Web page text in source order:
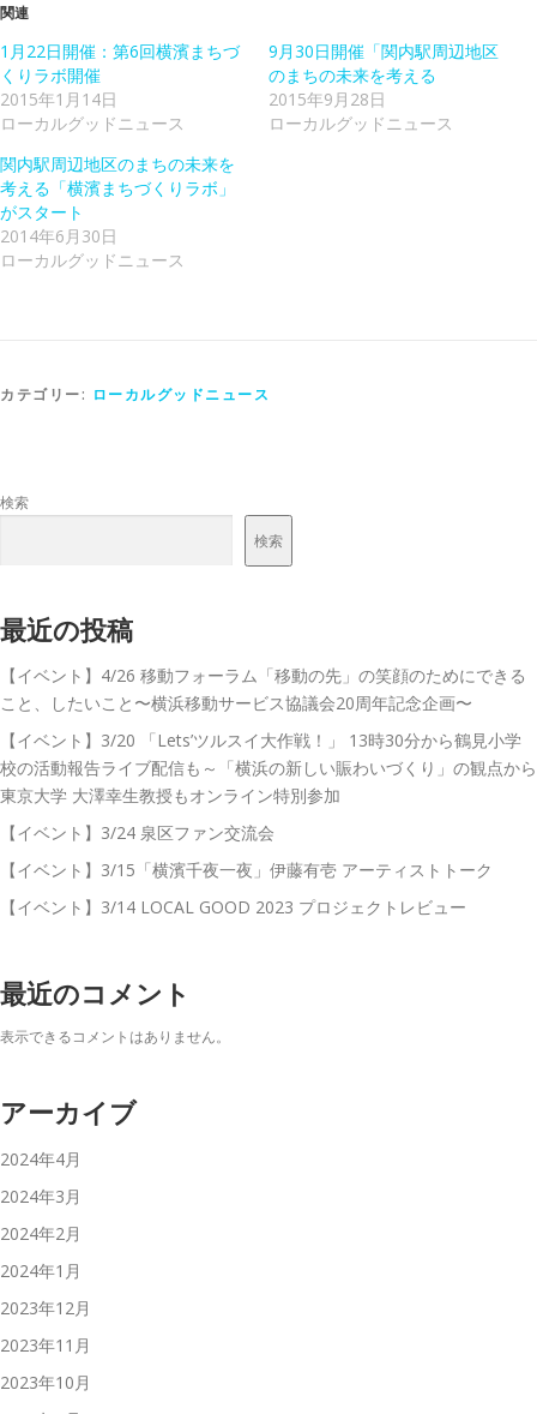
関連
1月22日開催：第6回横濱まちづ
くりラボ開催
2015年1月14日
ローカルグッドニュース
9月30日開催「関内駅周辺地区
のまちの未来を考える
2015年9月28日
ローカルグッドニュース
関内駅周辺地区のまちの未来を
考える「横濱まちづくりラボ」
がスタート
2014年6月30日
ローカルグッドニュース
カテゴリー: ローカルグッドニュース
検索
検索
最近の投稿
【イベント】4/26 移動フォーラム「移動の先」の笑顔のためにできる
こと、したいこと〜横浜移動サービス協議会20周年記念企画〜
【イベント】3/20 「Lets’ツルスイ大作戦！」 13時30分から鶴見小学
校の活動報告ライブ配信も～「横浜の新しい賑わいづくり」の観点から
東京大学 大澤幸生教授もオンライン特別参加
【イベント】3/24 泉区ファン交流会
【イベント】3/15「横濱千夜一夜」伊藤有壱 アーティストトーク
【イベント】3/14 LOCAL GOOD 2023 プロジェクトレビュー
最近のコメント
表示できるコメントはありません。
アーカイブ
2024年4月
2024年3月
2024年2月
2024年1月
2023年12月
2023年11月
2023年10月